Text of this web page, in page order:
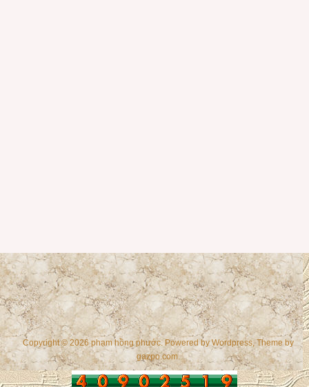
Copyright © 2026 phạm hồng phước. Powered byWordpress, Theme by
gazpo.com.